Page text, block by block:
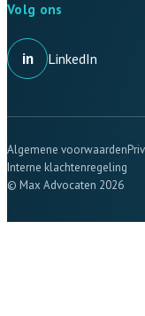
Volg ons
in LinkedIn
Algemene voorwaarden
Interne klachtenregeling
© Max Advocaten 2026